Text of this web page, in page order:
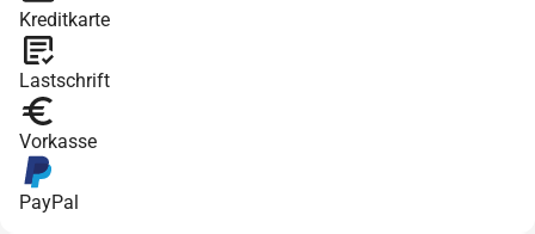
Kreditkarte
Lastschrift
Vorkasse
PayPal